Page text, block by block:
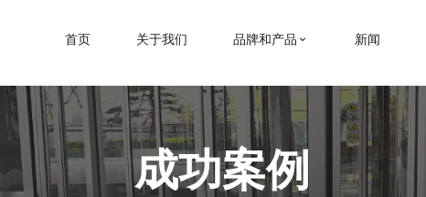
首页 关于我们 品牌和产品 新闻
成功案例